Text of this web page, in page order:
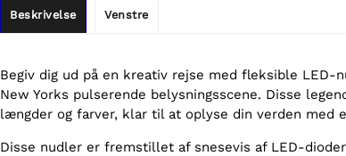
Beskrivelse Venstre
Begiv dig ud på en kreativ rejse med fleksible LED-
New Yorks pulserende belysningsscene. Disse
længder og farver, klar til at oplyse din verden med
Disse nudler er fremstillet af snesevis af LED-